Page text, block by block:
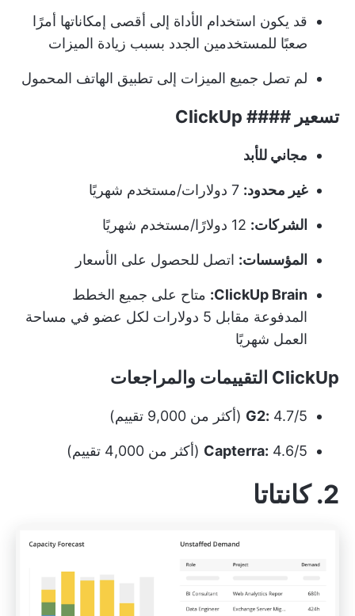
قد يكون استخدام الأداة إلى أقصى إمكاناتها أمرًا
صعبًا للمستخدمين الجدد بسبب زيادة الميزات
لم تصل جميع الميزات إلى تطبيق الهاتف المحمول
تسعير #### ClickUp
مجاني للأبد
غير محدود:
الشركات:
المؤسسات: اتصل للحصول على الأسعار
ClickUp Brain: متاح على جميع الخطط
المدفوعة مقابل 5 دولارات لكل عضو في مساحة
العمل شهريًا
ClickUp التقييمات والمراجعات
G2: 4.7/5 (أكثر من 9,000 تقييم)
Capterra: 4.6/5 (أكثر من 4,000 تقييم)
2. كانتاتا